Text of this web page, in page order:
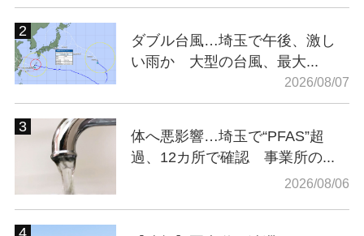
ダブル台風…埼玉で午後、激し
い雨か 大型の台風、最大...
2026/08/07
体へ悪影響…埼玉で“PFAS”超
過、12カ所で確認 事業所の...
2026/08/06